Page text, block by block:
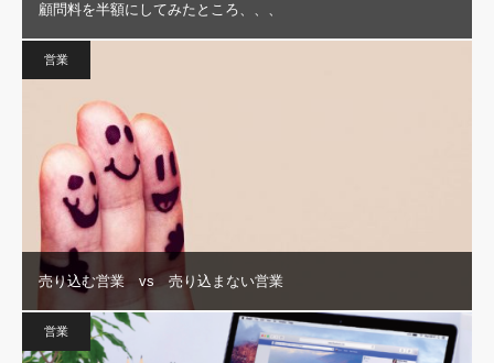
顧問料を半額にしてみたところ、、、
営業
売り込む営業 vs 売り込まない営業
営業